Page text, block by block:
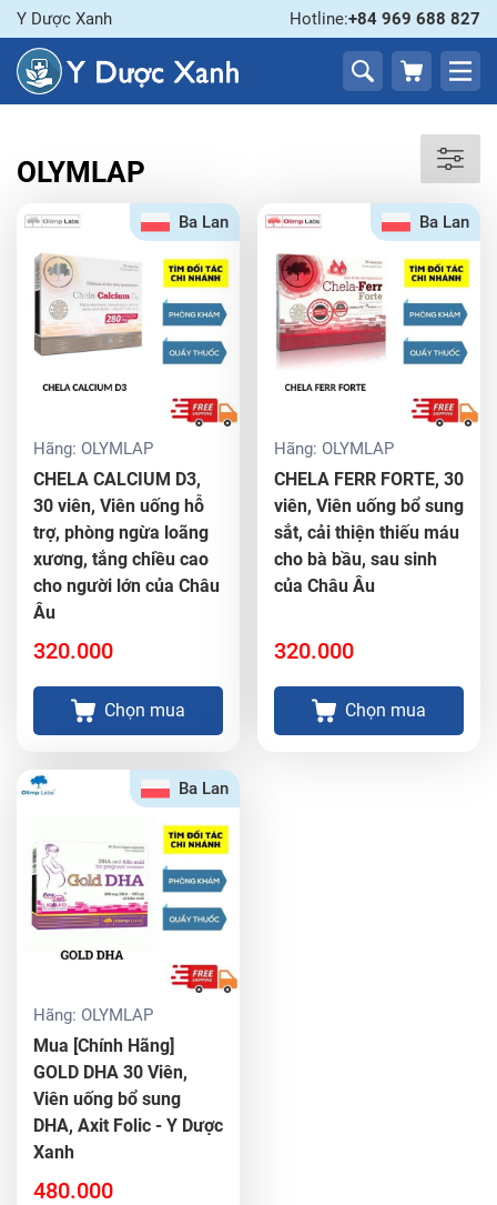
Y Dược Xanh Hotline:+84 969 688 827
OLYMLAP
Hãng: OLYMLAP
CHELA CALCIUM D3,
30 viên, Viên uống hỗ
trợ, phòng ngừa loãng
xương, tắng chiều cao
cho người lớn của Châu
Âu
320.000
Ba Lan
Chọn mua
Hãng: OLYMLAP
CHELA FERR FORTE, 30
viên, Viên uống bổ sung
sắt, cải thiện thiếu máu
cho bà bầu, sau sinh
của Châu Âu
320.000
Ba Lan
Chọn mua
Hãng: OLYMLAP
Mua [Chính Hãng]
GOLD DHA 30 Viên,
Viên uống bổ sung
DHA, Axit Folic - Y Dược
Xanh
480.000
Ba Lan